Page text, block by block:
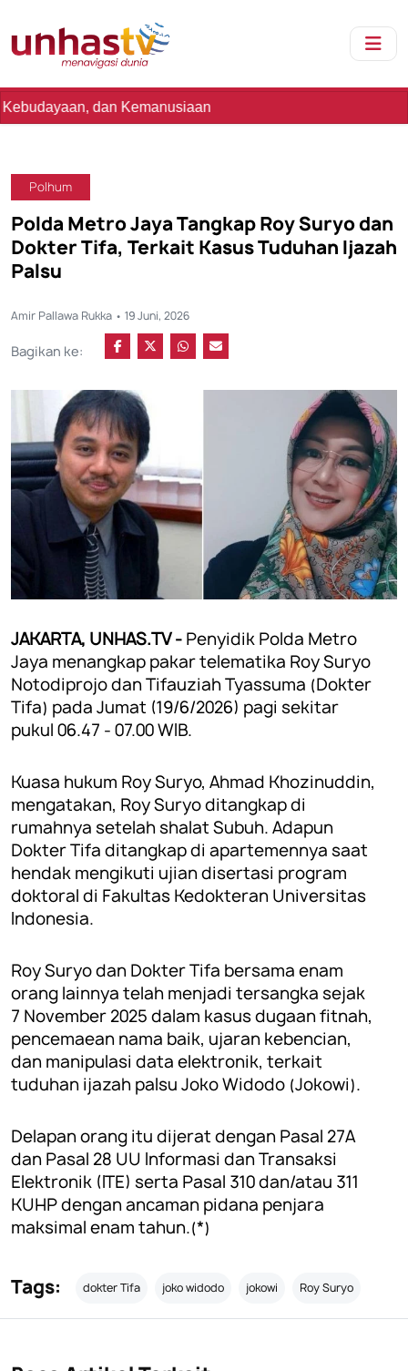
dan Kemanusiaan
Polhum
Polda Metro Jaya Tangkap Roy Suryo dan
Dokter Tifa, Terkait Kasus Tuduhan Ijazah
Palsu
Amir Pallawa Rukka • 19 Juni, 2026
Bagikan ke:
JAKARTA, UNHAS.TV - Penyidik Polda Metro
Jaya menangkap pakar telematika Roy Suryo
Notodiprojo dan Tifauziah Tyassuma (Dokter
Tifa) pada Jumat (19/6/2026) pagi sekitar
pukul 06.47 - 07.00 WIB.
Kuasa hukum Roy Suryo, Ahmad Khozinuddin,
mengatakan, Roy Suryo ditangkap di
rumahnya setelah shalat Subuh. Adapun
Dokter Tifa ditangkap di apartemennya saat
hendak mengikuti ujian disertasi program
doktoral di Fakultas Kedokteran Universitas
Indonesia.
Roy Suryo dan Dokter Tifa bersama enam
orang lainnya telah menjadi tersangka sejak
7 November 2025 dalam kasus dugaan fitnah,
pencemaean nama baik, ujaran kebencian,
dan manipulasi data elektronik, terkait
tuduhan ijazah palsu Joko Widodo (Jokowi).
Delapan orang itu dijerat dengan Pasal 27A
dan Pasal 28 UU Informasi dan Transaksi
Elektronik (ITE) serta Pasal 310 dan/atau 311
KUHP dengan ancaman pidana penjara
maksimal enam tahun.(*)
Tags: dokter Tifa joko widodo jokowi Roy Suryo